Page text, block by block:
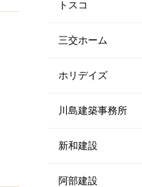
トスコ
三交ホーム
ホリデイズ
川島建築事務所
新和建設
阿部建設